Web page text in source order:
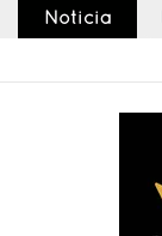
Noticia